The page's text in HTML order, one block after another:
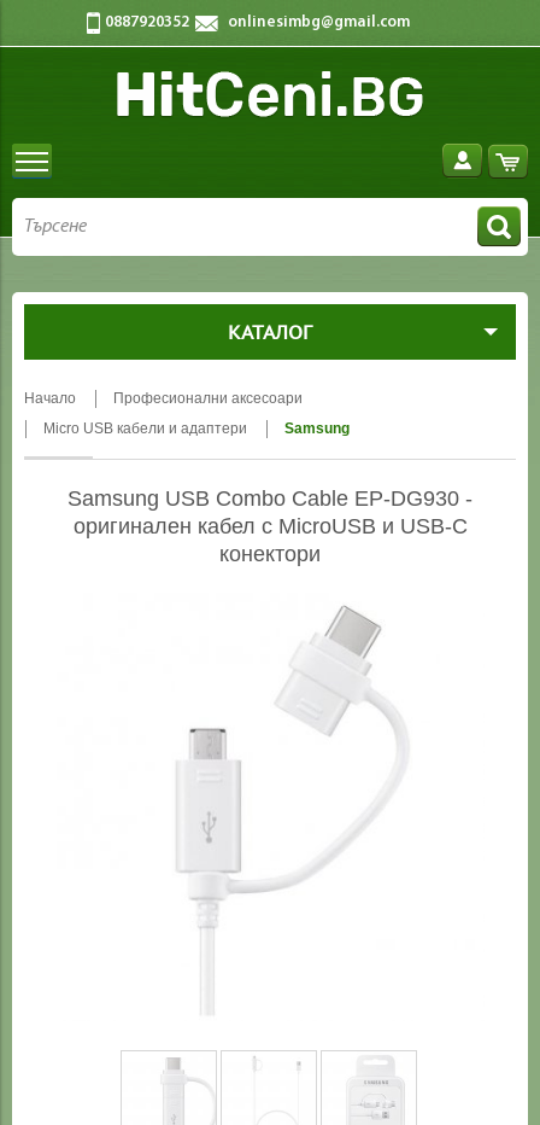
0887920352 onlinesimbg@gmail.com
КАТАЛОГ
Начало
Професионални аксесоари
Micro USB кабели и адаптери
Samsung
Samsung USB Combo Cable EP-DG930 -
оригинален кабел с MicroUSB и USB-C
конектори